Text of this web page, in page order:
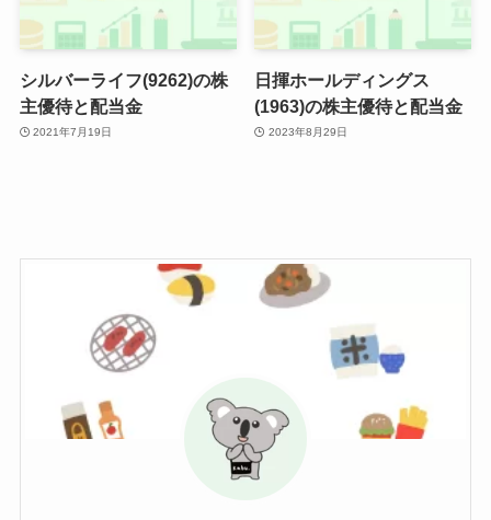
シルバーライフ(9262)の株
主優待と配当金
2021年7月19日
日揮ホールディングス
(1963)の株主優待と配当金
2023年8月29日